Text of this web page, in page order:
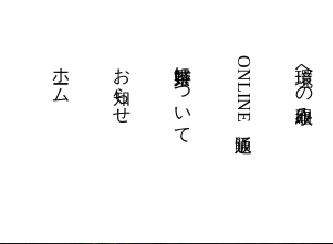
ホーム お知らせ 嬉野茶について ONLINE通販 環境への取組み